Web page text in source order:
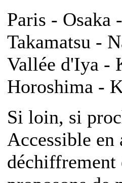
Paris - Osaka
Takamatsu -
Vallée d'Iya -
Horoshima -
Si loin, si
Accessible en
déchiffrement